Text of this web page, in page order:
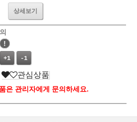
상세보기
!
+1 -1
관심상품
은 관리자에게 문의하세요.